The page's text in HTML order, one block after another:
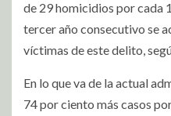
de 29 homicidios por cada
tercer año consecutivo se
víctimas de este delito,
En lo que va de la actual
74 por ciento más casos